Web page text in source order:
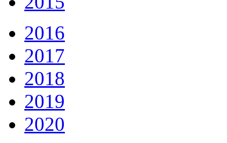
2016
2017
2018
2019
2020